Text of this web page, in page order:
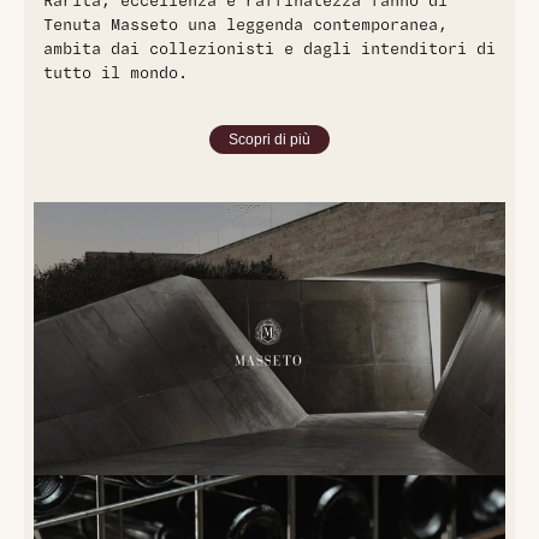
Tenuta Masseto una leggenda contemporanea,
ambita dai collezionisti e dagli intenditori di
tutto il mondo.
Scopri di più